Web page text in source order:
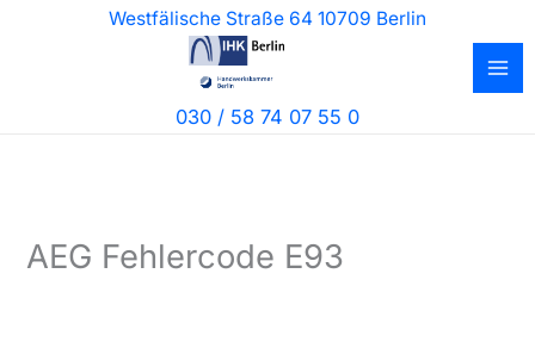
Westfälische Straße 64 10709 Berlin
030 / 58 74 07 55 0
AEG Fehlercode E93